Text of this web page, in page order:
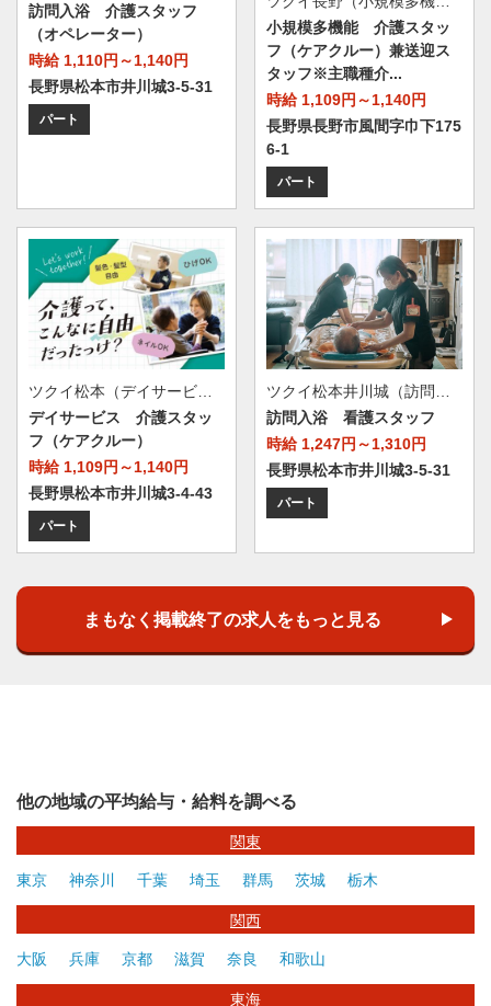
訪問入浴 介護スタッフ
（オペレーター）
時給 1,110円～1,140円
長野県松本市井川城3-5-31
パート
小規模多機能 介護スタッ
フ（ケアクルー）兼送迎ス
タッフ※主職種介...
時給 1,109円～1,140円
長野県長野市風間字巾下175
6-1
パート
ツクイ松本（デイサービス）
デイサービス 介護スタッ
フ（ケアクルー）
時給 1,109円～1,140円
長野県松本市井川城3-4-43
パート
訪問入浴 看護スタッフ
時給 1,247円～1,310円
長野県松本市井川城3-5-31
パート
まもなく掲載終了の求人をもっと見る
他の地域の平均給与・給料を調べる
関東
東京 神奈川 千葉 埼玉 群馬 茨城 栃木
関西
大阪 兵庫 京都 滋賀 奈良 和歌山
東海